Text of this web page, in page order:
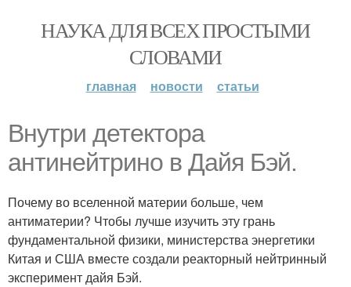
НАУКА ДЛЯ ВСЕХ ПРОСТЫМИ
СЛОВАМИ
главная новости статьи
Внутри детектора
антинейтрино в Дайя Бэй.
Почему во вселенной материи больше, чем
антиматерии? Чтобы лучше изучить эту грань
фундаментальной физики, министерства энергетики
Китая и США вместе создали реакторный нейтринный
эксперимент дайя Бэй.